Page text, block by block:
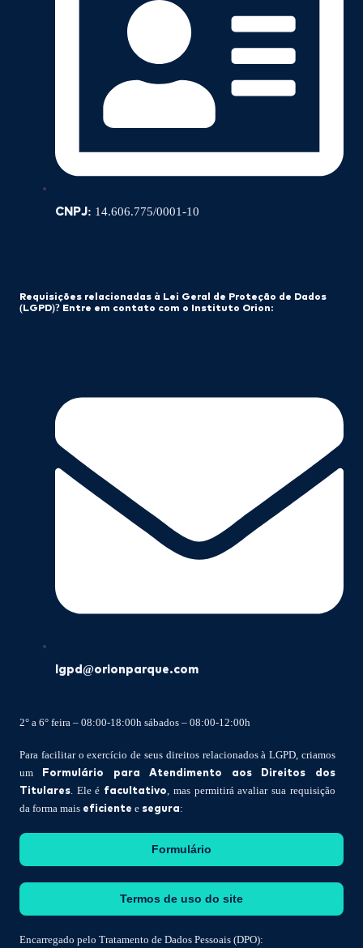
CNPJ: 14.606.775/0001-10
Requisições relacionadas à Lei Geral de Proteção de Dados
(LGPD)? Entre em contato com o Instituto Orion:
lgpd@orionparque.com
2° a 6° feira – 08:00-18:00h sábados – 08:00-12:00h
Para facilitar o exercício de seus direitos relacionados à LGPD, criamos
um Formulário para Atendimento aos Direitos dos
Titulares . Ele é facultativo , mas permitirá avaliar sua requisição
da forma mais eficiente e segura:
Formulário
Termos de uso do site
Encarregado pelo Tratamento de Dados Pessoais (DPO):